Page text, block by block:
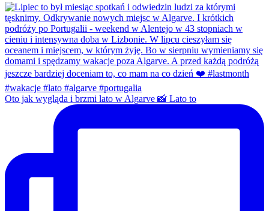
Oto jak wygląda i brzmi lato w Algarve 📸 Lato to